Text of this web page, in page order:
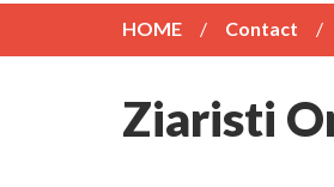
HOME Contact
Ziaristi